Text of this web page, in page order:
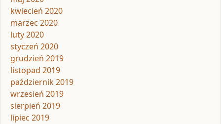
kwiecień 2020
marzec 2020
luty 2020
styczeń 2020
grudzień 2019
listopad 2019
październik 2019
wrzesień 2019
sierpień 2019
lipiec 2019